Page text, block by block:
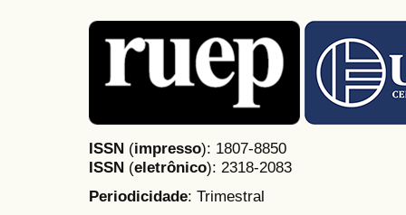
ISSN (impresso): 1807-8850
ISSN (eletrônico): 2318-2083
Periodicidade: Trimestral